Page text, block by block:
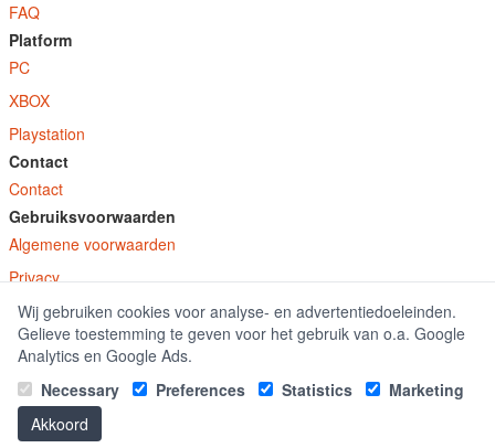
FAQ
Platform
PC
XBOX
Playstation
Contact
Contact
Gebruiksvoorwaarden
Algemene voorwaarden
Privacy
© E-Keys B.V. 2026
GamekeyDiscounter.nl is onderdeel van E-Keys B.V. geregistreerd onder kamer
van koophandel nummer 150771.
Wij gebruiken cookies voor analyse- en advertentiedoeleinden.
Gelieve toestemming te geven voor het gebruik van o.a. Google
Analytics en Google Ads.
Necessary
Preferences Statistics
Marketing
Akkoord